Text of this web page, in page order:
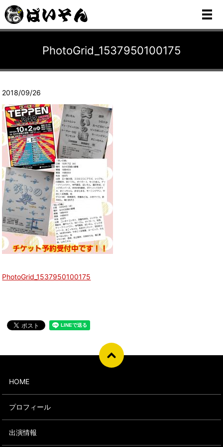
メ
PhotoGrid_1537950100175
2018/09/26
PhotoGrid_1537950100175
HOME
プロフィール
出演情報